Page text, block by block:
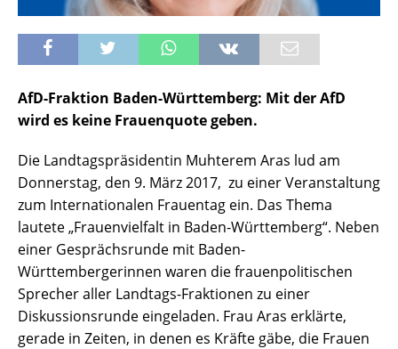
AfD-Fraktion Baden-Württemberg: Mit der AfD
wird es keine Frauenquote geben.
Die Landtagspräsidentin Muhterem Aras lud am
Donnerstag, den 9. März 2017, zu einer Veranstaltung
zum Internationalen Frauentag ein. Das Thema
lautete „Frauenvielfalt in Baden-Württemberg“. Neben
einer Gesprächsrunde mit Baden-
Württembergerinnen waren die frauenpolitischen
Sprecher aller Landtags-Fraktionen zu einer
Diskussionsrunde eingeladen. Frau Aras erklärte,
gerade in Zeiten, in denen es Kräfte gäbe, die Frauen